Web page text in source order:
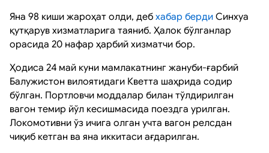
Яна 98 киши жароҳат олди, деб хабар берди Синхуа
қутқарув хизматларига таяниб. Ҳалок бўлганлар
орасида 20 нафар ҳарбий хизматчи бор.
Ҳодиса 24 май куни мамлакатнинг жануби-ғарбий
Балужистон вилоятидаги Кветта шаҳрида содир
бўлган. Портловчи моддалар билан тўлдирилган
вагон темир йўл кесишмасида поездга урилган.
Локомотивни ўз ичига олган учта вагон релсдан
чиқиб кетган ва яна иккитаси ағдарилган.